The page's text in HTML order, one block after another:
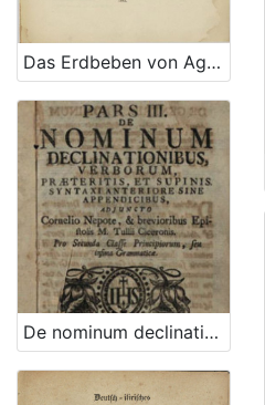
Das Erdbeben von Agram im Jahre 1880. / eingereicht von Max Hantken von Prudnik
De nominum declinationibus, verborum, praeteritis, et supinis : syntaxi anteriore sine appendicibus : pro secunda classe principiorum, seu infima grammaticae : adjuncto Cornelio Nepote, & brevioribus epistolis M. Tullii Ciceronis / Emmanualis Alvari e societate Jesu